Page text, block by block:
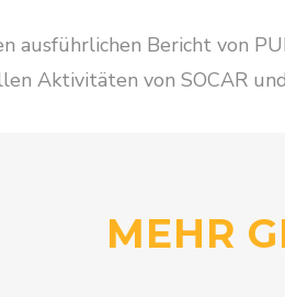
ausführlichen Bericht von
Aktivitäten von SOCAR
MEHR